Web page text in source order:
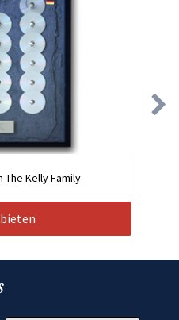
The Kelly Family